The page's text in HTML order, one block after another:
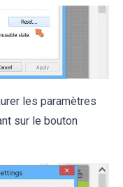
les paramètres
sur le bouton